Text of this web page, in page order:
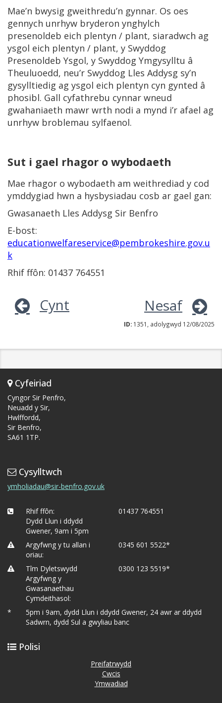
Mae’n bwysig gweithredu’n gynnar. Os oes
gennych unrhyw bryderon ynghylch
presenoldeb eich plentyn / plant, siaradwch ag
ysgol eich plentyn / plant, y Swyddog
Presenoldeb Ysgol, y Swyddog Ymgysylltu â
Theuluoedd, neu’r Swyddog Lles Addysg sy’n
gysylltiedig ag ysgol eich plentyn cyn gynted â
phosibl. Gall cyfathrebu cynnar wneud
gwahaniaeth mawr wrth nodi a mynd i’r afael ag
unrhyw broblemau sylfaenol.
Sut i gael rhagor o wybodaeth
Mae rhagor o wybodaeth am weithrediad y cod
ymddygiad hwn a hysbysiadau cosb ar gael gan:
Gwasanaeth Lles Addysg Sir Benfro
E-bost:
educationwelfareservice@pembrokeshire.gov.u
k
Rhif ffôn: 01437 764551
Cynt Nesaf
ID: 1351, adolygwyd 12/08/2025
Cyfeiriad
Cyngor Sir Penfro,
Neuadd y Sir,
Hwlffordd,
Sir Benfro,
SA61 1TP.
Cysylltwch
ymholiadau@sir-benfro.gov.uk
Rhif ffôn:
Dydd Llun i ddydd
Gwener, 9am i 5pm
01437 764551
Argyfwng y tu allan i
oriau:
0345 601 5522*
Tîm Dyletswydd
Argyfwng y
Gwasanaethau
Cymdeithasol:
0300 123 5519*
*
5pm i 9am, dydd Llun i ddydd Gwener, 24 awr ar ddydd
Sadwrn, dydd Sul a gwyliau banc
Polisi
Preifatrwydd
Cwcis
Ymwadiad